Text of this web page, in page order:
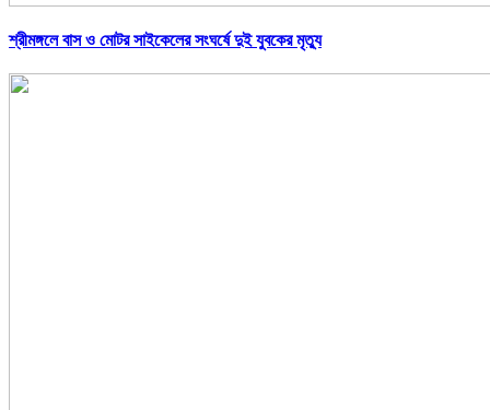
শ্রীমঙ্গলে বাস ও মোটর সাইকেলের সংঘর্ষে দুই যুবকের মৃত্যু